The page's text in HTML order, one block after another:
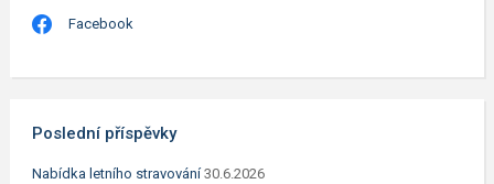
Facebook
Poslední příspěvky
Nabídka letního stravování 30.6.2026